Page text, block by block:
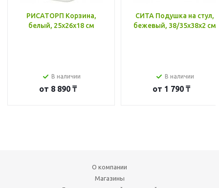
РИСАТОРП Корзина,
белый, 25x26x18 см
В наличии
от 8 890 ₸
СИТА Подушка на стул,
бежевый, 38/35x38x2 см
В наличии
от 1 790 ₸
О компании
Магазины